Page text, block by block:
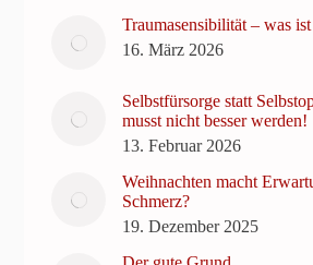
Traumasensibilität – was ist
16. März 2026
Selbstfürsorge statt
musst nicht besser werden!
13. Februar 2026
Weihnachten macht
Schmerz?
19. Dezember 2025